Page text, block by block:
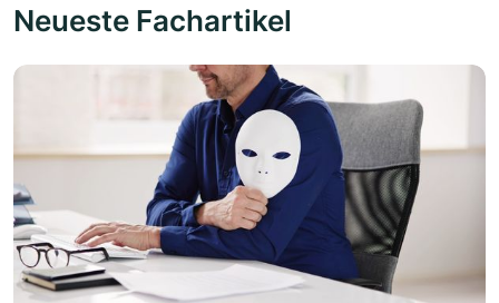
Neueste Fachartikel